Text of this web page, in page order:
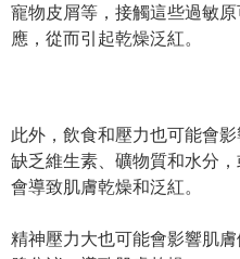
寵物皮屑等，接觸這些過敏
應，從而引起乾燥泛紅。
此外，飲食和壓力也可能會
缺乏維生素、礦物質和水分
會導致肌膚乾燥和泛紅。
精神壓力大也可能會影響肌